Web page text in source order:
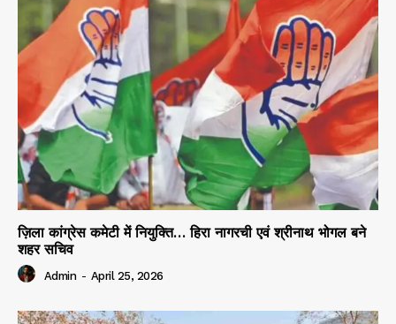
ज़िला कांग्रेस कमेटी में नियुक्ति… हिरा नागरची एवं श्रीनाथ भोगल बने
शहर सचिव
Admin - April 25, 2026